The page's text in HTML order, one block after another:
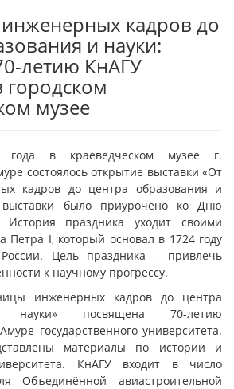
кадров до
и науки:
летию КнАГУ
городском
музее
в краеведческом музее г.
состоялось открытие выставки «От
кадров до центра образования и
выставки было приурочено ко Дню
История праздника уходит своими
Петра I, который основал в 1724 году
Цель праздника – привлечь
к научному прогрессу.
инженерных кадров до центра
науки» посвящена 70-летию
государственного университета.
материалы по истории и
КнАГУ входит в число
Объединённой авиастроительной